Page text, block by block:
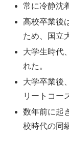
常に冷静沈
高校卒業後
ため、国立
大学生時代
れた。
大学卒業後
リートコー
数年前に起
校時代の同